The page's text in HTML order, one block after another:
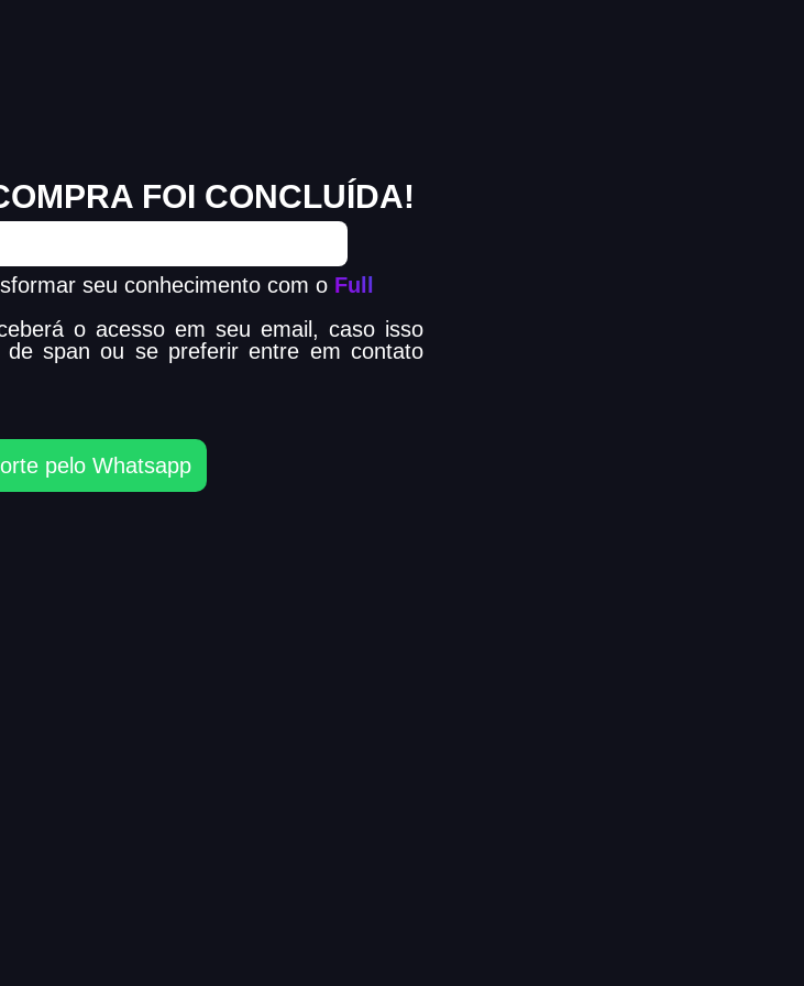
FOI CONCLUÍDA!
seu conhecimento com o Full
o acesso em seu email, caso isso
span ou se preferir entre em contato
pelo Whatsapp